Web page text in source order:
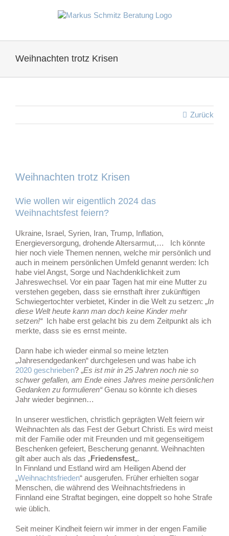
Weihnachten trotz Krisen
Zurück
Bild
Weihnachten trotz Krisen
Wie wollen wir eigentlich 2024 das
Weihnachtsfest feiern?
Ukraine, Israel, Syrien, Iran, Trump, Inflation,
Energieversorgung, drohende Altersarmut,… Ich könnte
hier noch viele Themen nennen, welche mir persönlich und
auch in meinem persönlichen Umfeld genannt werden: Ich
habe viel Angst, Sorge und Nachdenklichkeit zum
Jahreswechsel. Vor ein paar Tagen hat mir eine Mutter zu
verstehen gegeben, dass sie ernsthaft ihrer zukünftigen
Schwiegertochter verbietet, Kinder in die Welt zu setzen: „In
diese Welt heute kann man doch keine Kinder mehr
setzen!“Ich habe erst gelacht bis zu dem Zeitpunkt als ich
merkte, dass sie es ernst meinte.
Dann habe ich wieder einmal so meine letzten
„Jahresendgedanken“ durchgelesen und was habe ich
2020 geschrieben? „Es ist mir in 25 Jahren noch nie so
schwer gefallen, am Ende eines Jahres meine persönlichen
Gedanken zu formulieren“Genau so könnte ich dieses
Jahr wieder beginnen…
In unserer westlichen, christlich geprägten Welt feiern wir
Weihnachten als das Fest der Geburt Christi. Es wird meist
mit der Familie oder mit Freunden und mit gegenseitigem
Beschenken gefeiert, Bescherung genannt. Weihnachten
gilt aber auch als das „Friedensfest„.
In Finnland und Estland wird am Heiligen Abend der
„Weihnachtsfrieden“ ausgerufen. Früher erhielten sogar
Menschen, die während des Weihnachtsfriedens in
Finnland eine Straftat begingen, eine doppelt so hohe Strafe
wie üblich.
Seit meiner Kindheit feiern wir immer in der engen Familie